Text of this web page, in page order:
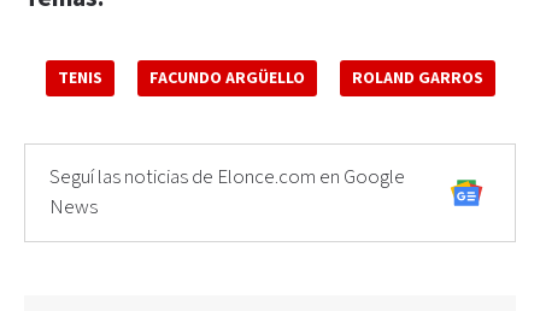
TENIS FACUNDO ARGÜELLO ROLAND GARROS
Seguí las noticias de Elonce.com en Google
News